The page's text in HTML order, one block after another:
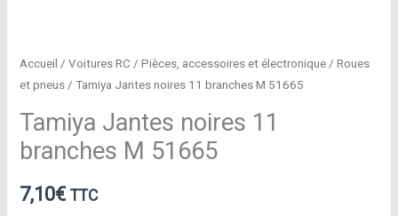
Accueil /Voitures RC /Pièces, accessoires et électronique /Roues
et pneus / Tamiya Jantes noires 11 branches M 51665
Tamiya Jantes noires 11
branches M 51665
7,10€ TTC